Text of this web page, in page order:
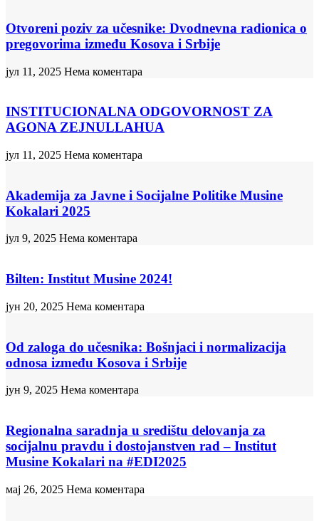
Otvoreni poziv za učesnike: Dvodnevna radionica o
pregovorima između Kosova i Srbije
јул 11, 2025 Нема коментара
INSTITUCIONALNA ODGOVORNOST ZA
AGONA ZEJNULLAHUA
јул 11, 2025 Нема коментара
Akademija za Javne i Socijalne Politike Musine
Kokalari 2025
јул 9, 2025 Нема коментара
Bilten: Institut Musine 2024!
јун 20, 2025 Нема коментара
Od zaloga do učesnika: Bošnjaci i normalizacija
odnosa između Kosova i Srbije
јун 9, 2025 Нема коментара
Regionalna saradnja u središtu delovanja za
socijalnu pravdu i dostojanstven rad – Institut
Musine Kokalari na #EDI2025
мај 26, 2025 Нема коментара